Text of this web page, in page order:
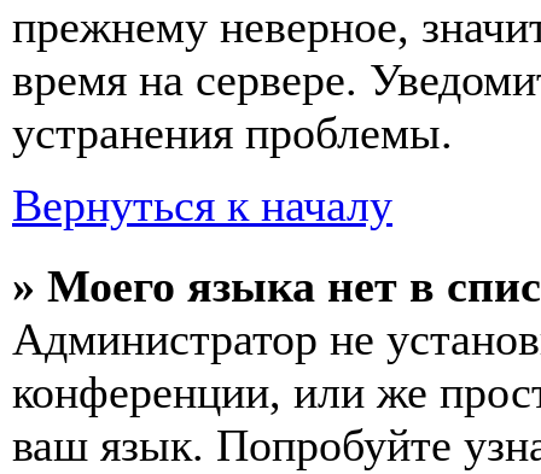
прежнему неверное,
время на сервере.
устранения проблемы.
Вернуться к началу
» Моего языка нет в
Администратор не
конференции, или же
ваш язык. Попробуйте